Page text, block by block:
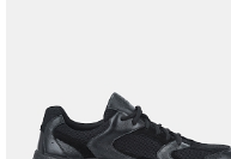
Адреса магазинов